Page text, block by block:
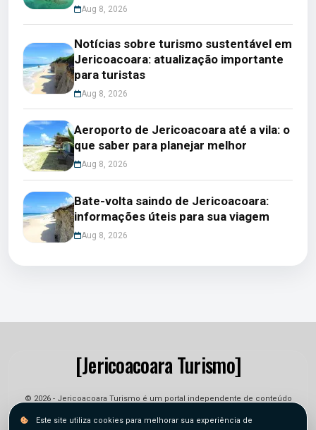
Aug 8, 2026
Notícias sobre turismo sustentável em
Jericoacoara: atualização importante
para turistas
Aug 8, 2026
Aeroporto de Jericoacoara até a vila: o
que saber para planejar melhor
Aug 8, 2026
Bate-volta saindo de Jericoacoara:
informações úteis para sua viagem
Aug 8, 2026
[Jericoacoara Turismo]
© 2026 - Jericoacoara Turismo é um portal independente de conteúdo
informativo e jornalístico. As informações podem sofrer alterações.
Este site utiliza cookies para melhorar sua experiência de